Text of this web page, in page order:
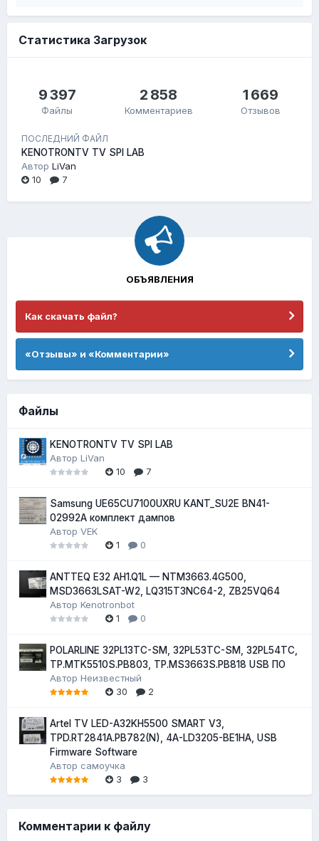
Статистика Загрузок
9 397
Файлы
2 858
Комментариев
1 669
Отзывов
ПОСЛЕДНИЙ ФАЙЛ
KENOTRONTV TV SPI LAB
Автор LiVan
10
7
ОБЪЯВЛЕНИЯ
Как скачать файл?
«Отзывы» и «Комментарии»
Файлы
KENOTRONTV TV SPI LAB
Автор LiVan
10
7
Samsung UE65CU7100UXRU KANT_SU2E BN41-
02992A комплект дампов
Автор VEK
1
0
ANTTEQ E32 AH1.Q1L — NTM3663.4G500,
MSD3663LSAT-W2, LQ315T3NC64-2, ZB25VQ64
Автор Kenotronbot
1
0
POLARLINE 32PL13TC-SM, 32PL53TC-SM, 32PL54TC,
TP.MTK5510S.PB803, TP.MS3663S.PB818 USB ПО
Автор Неизвестный
30
2
Artel TV LED-A32KH5500 SMART V3,
TPD.RT2841A.PB782(N), 4A-LD3205-BE1HA, USB
Firmware Software
Автор самоучка
3
3
Комментарии к файлу